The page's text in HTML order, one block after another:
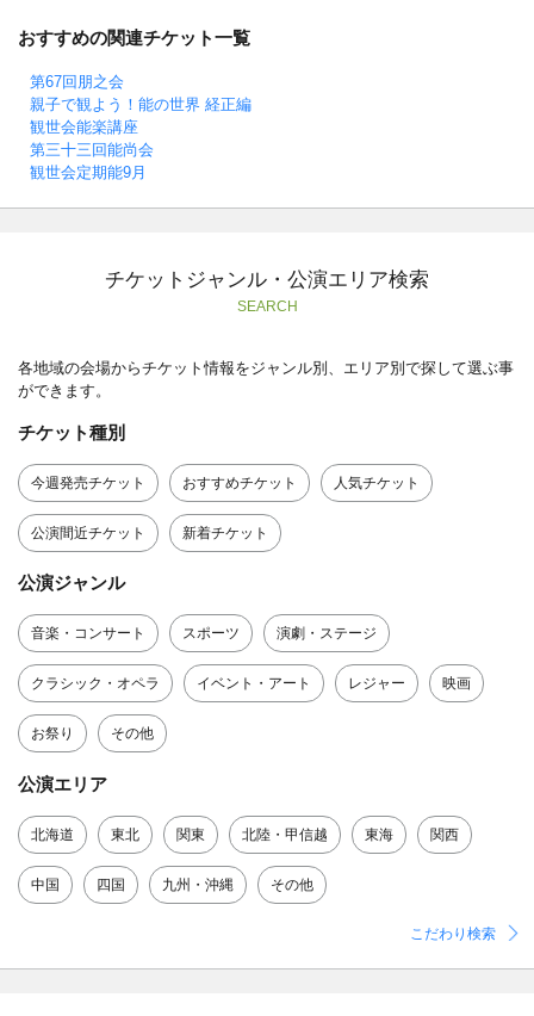
おすすめの関連チケット一覧
第67回朋之会
親子で観よう！能の世界 経正編
観世会能楽講座
第三十三回能尚会
観世会定期能9月
チケットジャンル・公演エリア検索
SEARCH
各地域の会場からチケット情報をジャンル別、エリア別で探して選ぶ事
ができます。
チケット種別
今週発売チケット おすすめチケット 人気チケット
公演間近チケット 新着チケット
公演ジャンル
音楽・コンサート スポーツ 演劇・ステージ
クラシック・オペラ イベント・アート レジャー 映画
お祭り その他
公演エリア
北海道 東北 関東 北陸・甲信越 東海 関西
中国 四国 九州・沖縄 その他
こだわり検索